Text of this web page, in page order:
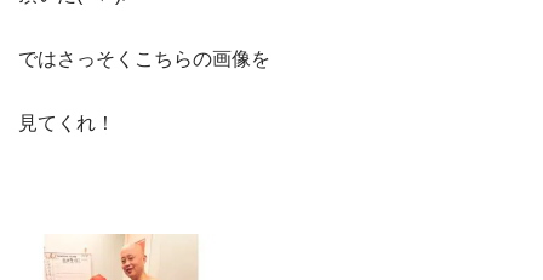
ではさっそくこちらの画像を
見てくれ！